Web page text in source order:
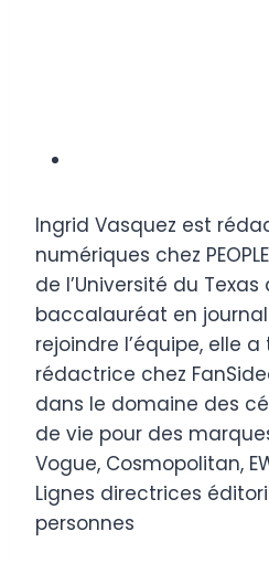
Ingrid Vasquez est
numériques chez
de l’Université du
baccalauréat en
rejoindre l’équipe, elle
rédactrice chez
dans le domaine des
de vie pour des
Vogue, Cosmopolitan,
Lignes directrices
personnes